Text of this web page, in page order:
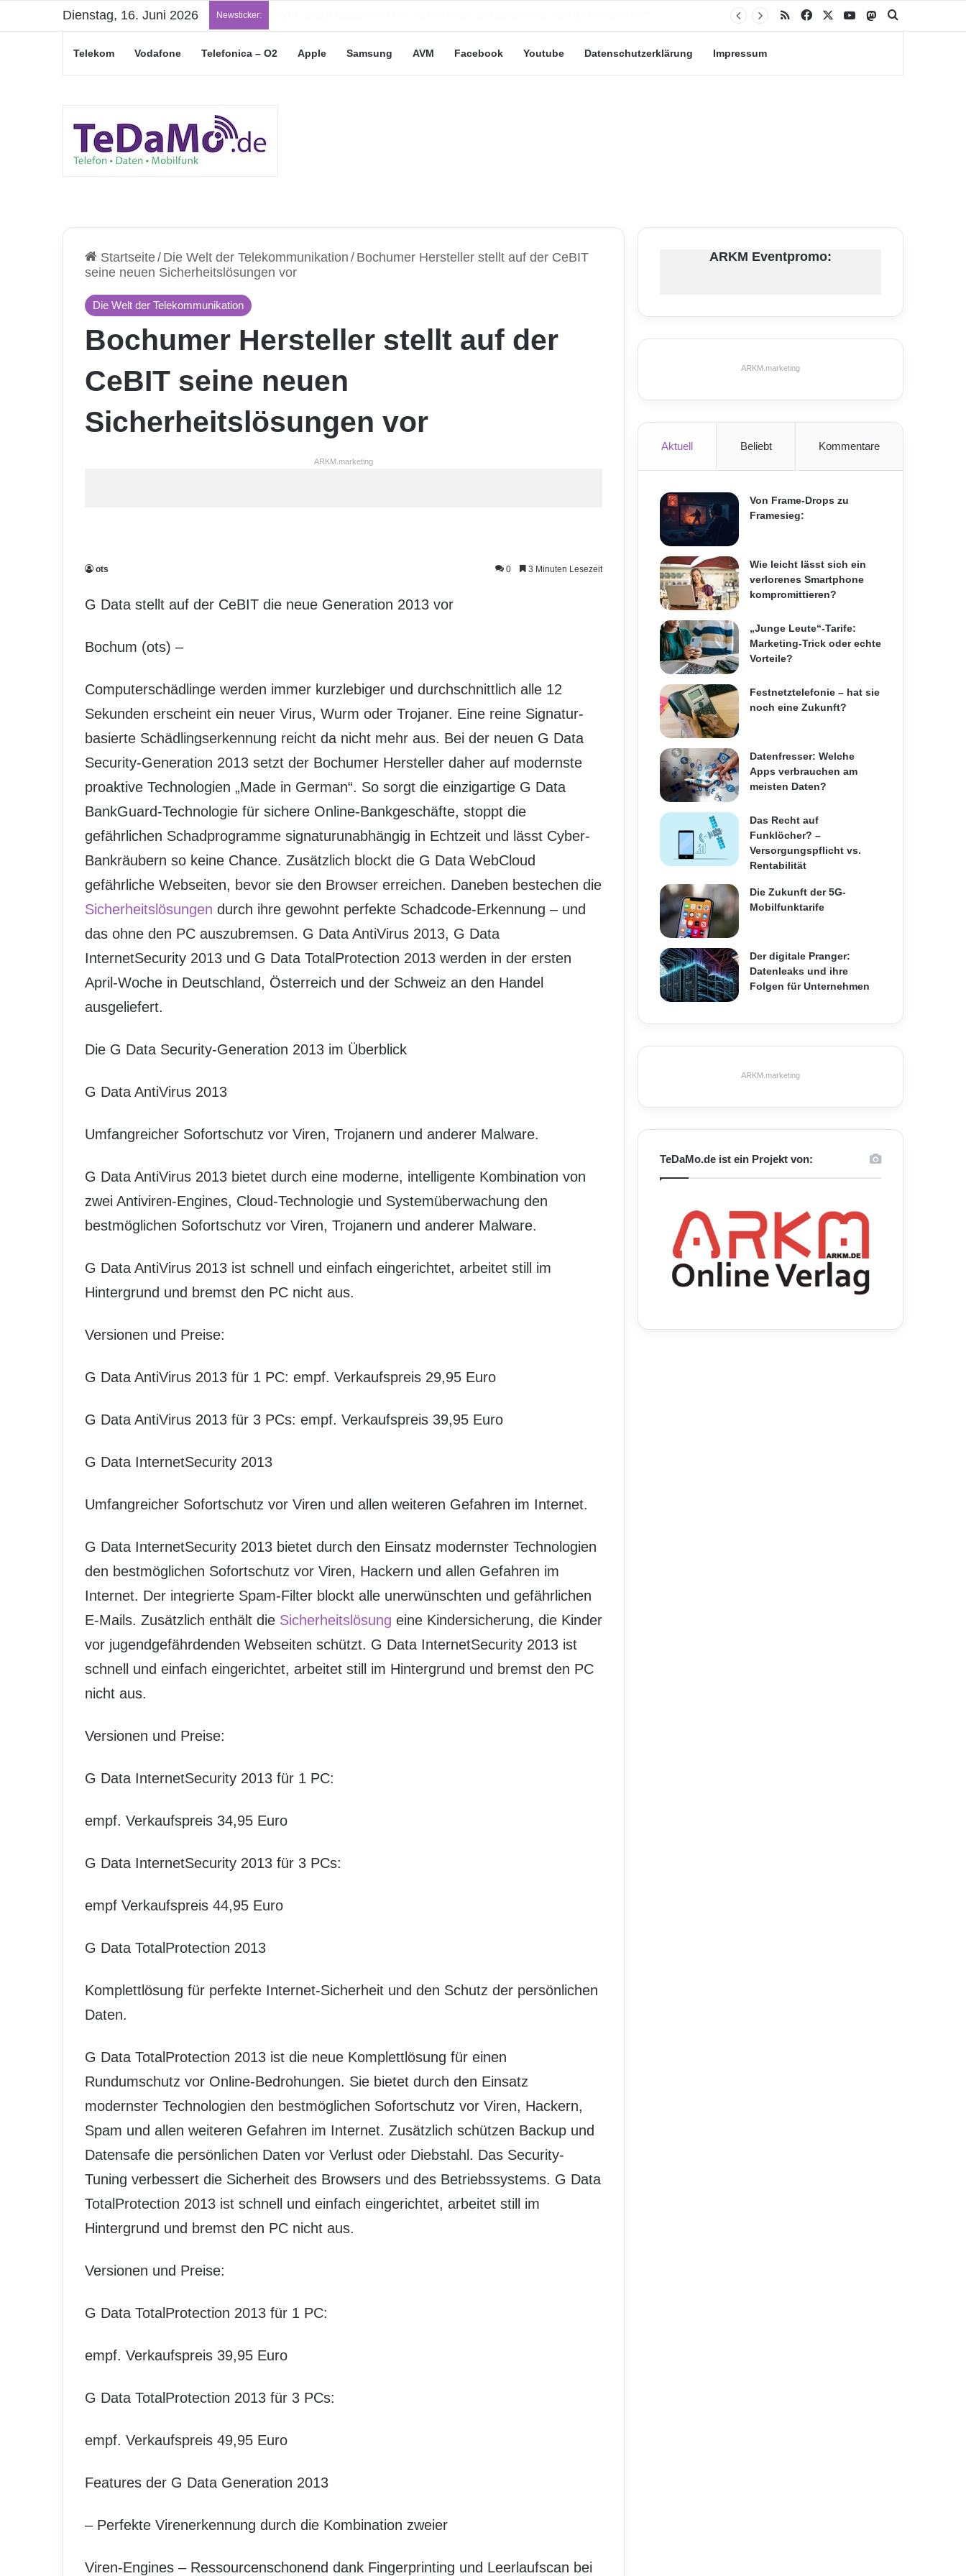
Dienstag, 16. Juni 2026 Newsticker: RSS Facebook YouTubeMastodon
Telekom Vodafone Telefonica – O2 Apple Samsung AVM Facebook Youtube Datenschutzerklärung Impressum
Startseite/ Die Welt der Telekommunikation / Bochumer Hersteller stellt auf der CeBIT
seine neuen Sicherheitslösungen vor
Die Welt der Telekommunikation
Bochumer Hersteller stellt auf der
CeBIT seine neuen
Sicherheitslösungen vor
ARKM.marketing
ots 0 3 Minuten Lesezeit
G Data stellt auf der CeBIT die neue Generation 2013 vor
Bochum (ots) –
Computerschädlinge werden immer kurzlebiger und durchschnittlich alle 12
Sekunden erscheint ein neuer Virus, Wurm oder Trojaner. Eine reine Signatur-
basierte Schädlingserkennung reicht da nicht mehr aus. Bei der neuen G Data
Security-Generation 2013 setzt der Bochumer Hersteller daher auf modernste
proaktive Technologien „Made in German“. So sorgt die einzigartige G Data
BankGuard-Technologie für sichere Online-Bankgeschäfte, stoppt die
gefährlichen Schadprogramme signaturunabhängig in Echtzeit und lässt Cyber-
Bankräubern so keine Chance. Zusätzlich blockt die G Data WebCloud
gefährliche Webseiten, bevor sie den Browser erreichen. Daneben bestechen die
Sicherheitslösungen durch ihre gewohnt perfekte Schadcode-Erkennung – und
das ohne den PC auszubremsen. G Data AntiVirus 2013, G Data
InternetSecurity 2013 und G Data TotalProtection 2013 werden in der ersten
April-Woche in Deutschland, Österreich und der Schweiz an den Handel
ausgeliefert.
Die G Data Security-Generation 2013 im Überblick
G Data AntiVirus 2013
Umfangreicher Sofortschutz vor Viren, Trojanern und anderer Malware.
G Data AntiVirus 2013 bietet durch eine moderne, intelligente Kombination von
zwei Antiviren-Engines, Cloud-Technologie und Systemüberwachung den
bestmöglichen Sofortschutz vor Viren, Trojanern und anderer Malware.
G Data AntiVirus 2013 ist schnell und einfach eingerichtet, arbeitet still im
Hintergrund und bremst den PC nicht aus.
Versionen und Preise:
G Data AntiVirus 2013 für 1 PC: empf. Verkaufspreis 29,95 Euro
G Data AntiVirus 2013 für 3 PCs: empf. Verkaufspreis 39,95 Euro
G Data InternetSecurity 2013
Umfangreicher Sofortschutz vor Viren und allen weiteren Gefahren im Internet.
G Data InternetSecurity 2013 bietet durch den Einsatz modernster Technologien
den bestmöglichen Sofortschutz vor Viren, Hackern und allen Gefahren im
Internet. Der integrierte Spam-Filter blockt alle unerwünschten und gefährlichen
E-Mails. Zusätzlich enthält die Sicherheitslösung eine Kindersicherung, die Kinder
vor jugendgefährdenden Webseiten schützt. G Data InternetSecurity 2013 ist
schnell und einfach eingerichtet, arbeitet still im Hintergrund und bremst den PC
nicht aus.
Versionen und Preise:
G Data InternetSecurity 2013 für 1 PC:
empf. Verkaufspreis 34,95 Euro
G Data InternetSecurity 2013 für 3 PCs:
empf Verkaufspreis 44,95 Euro
G Data TotalProtection 2013
Komplettlösung für perfekte Internet-Sicherheit und den Schutz der persönlichen
Daten.
G Data TotalProtection 2013 ist die neue Komplettlösung für einen
Rundumschutz vor Online-Bedrohungen. Sie bietet durch den Einsatz
modernster Technologien den bestmöglichen Sofortschutz vor Viren, Hackern,
Spam und allen weiteren Gefahren im Internet. Zusätzlich schützen Backup und
Datensafe die persönlichen Daten vor Verlust oder Diebstahl. Das Security-
Tuning verbessert die Sicherheit des Browsers und des Betriebssystems. G Data
TotalProtection 2013 ist schnell und einfach eingerichtet, arbeitet still im
Hintergrund und bremst den PC nicht aus.
Versionen und Preise:
G Data TotalProtection 2013 für 1 PC:
empf. Verkaufspreis 39,95 Euro
G Data TotalProtection 2013 für 3 PCs:
empf. Verkaufspreis 49,95 Euro
Features der G Data Generation 2013
– Perfekte Virenerkennung durch die Kombination zweier
Viren-Engines – Ressourcenschonend dank Fingerprinting und Leerlaufscan bei
ARKM Eventpromo:
ARKM.marketing
Aktuell Beliebt Kommentare
Von Frame-Drops zu
Framesieg:
Wie leicht lässt sich ein
verlorenes Smartphone
kompromittieren?
„Junge Leute“-Tarife:
Marketing-Trick oder echte
Vorteile?
Festnetztelefonie – hat sie
noch eine Zukunft?
Datenfresser: Welche
Apps verbrauchen am
meisten Daten?
Das Recht auf
Funklöcher? –
Versorgungspflicht vs.
Rentabilität
Die Zukunft der 5G-
Mobilfunktarife
Der digitale Pranger:
Datenleaks und ihre
Folgen für Unternehmen
ARKM.marketing
TeDaMo.de ist ein Projekt von: